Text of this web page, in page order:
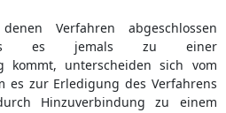
Verfahren abgeschlossen
es jemals zu einer
kommt, unterscheiden sich vom
es zur Erledigung des Verfahrens
Hinzuverbindung zu einem